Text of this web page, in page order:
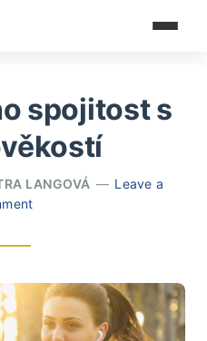
spojitost s
LANGOVÁ
Leave a